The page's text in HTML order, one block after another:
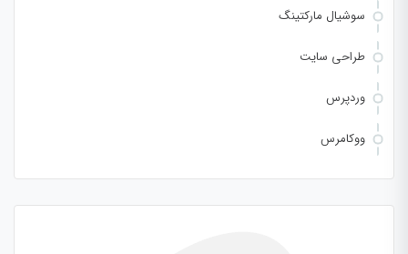
سوشیال مارکتینگ
طراحی سایت
وردپرس
ووکامرس